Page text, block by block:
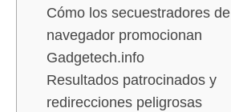
Cómo los secuestradores de
navegador promocionan
Gadgetech.info
Resultados patrocinados y
redirecciones peligrosas